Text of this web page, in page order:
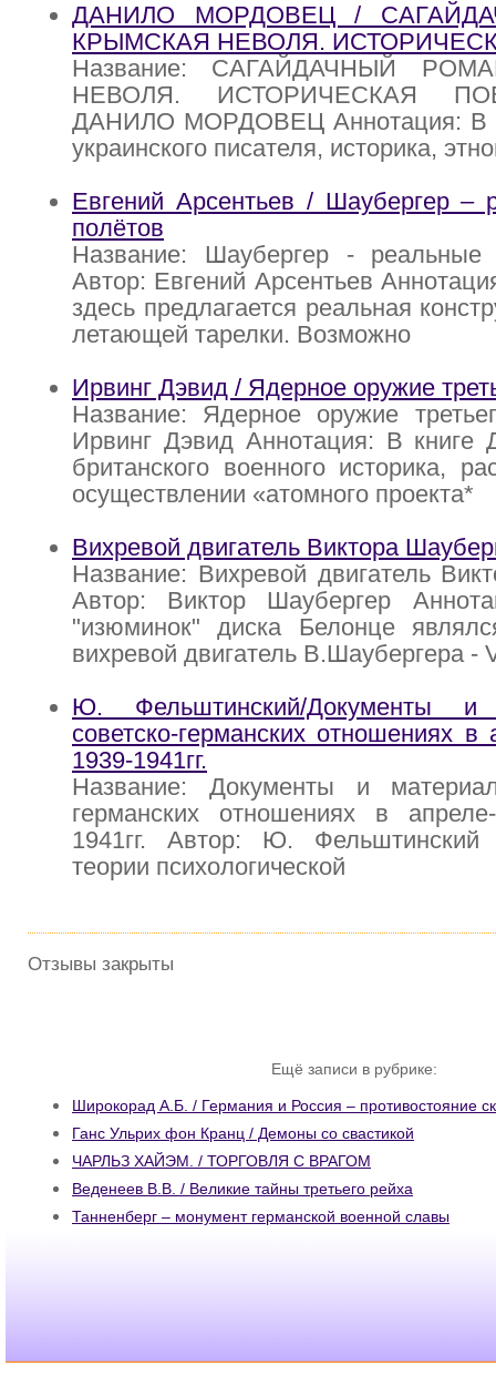
ДАНИЛО МОРДОВЕЦ /
КРЫМСКАЯ НЕВОЛЯ.
Название: САГАЙДАЧНЫЙ
НЕВОЛЯ. ИСТОРИЧЕСКАЯ
ДАНИЛО МОРДОВЕЦ Аннотация: В
украинского писателя, историка,
Евгений Арсентьев / Шаубергер –
полётов
Название: Шаубергер - реальные
Автор: Евгений Арсентьев
здесь предлагается реальная
летающей тарелки. Возможно
Ирвинг Дэвид / Ядерное оружие
Название: Ядерное оружие
Ирвинг Дэвид Аннотация: В книге
британского военного историка,
осуществлении «атомного проекта*
Вихревой двигатель Виктора
Название: Вихревой двигатель
Автор: Виктор Шаубергер
"изюминок" диска Белонце
вихревой двигатель В.Шаубергера -
Ю. Фельштинский/Документы
советско-германских отношениях в
1939-1941гг.
Название: Документы и
германских отношениях в
1941гг. Автор: Ю.
теории психологической
Отзывы закрыты
Ещё записи в рубрике:
Широкорад А.Б. / Германия и Россия – противостояние
Ганс Ульрих фон Кранц / Демоны со свастикой
ЧАРЛЬЗ ХАЙЭМ. / ТОРГОВЛЯ С ВРАГОМ
Веденеев В.В. / Великие тайны третьего рейха
Танненберг – монумент германской военной славы